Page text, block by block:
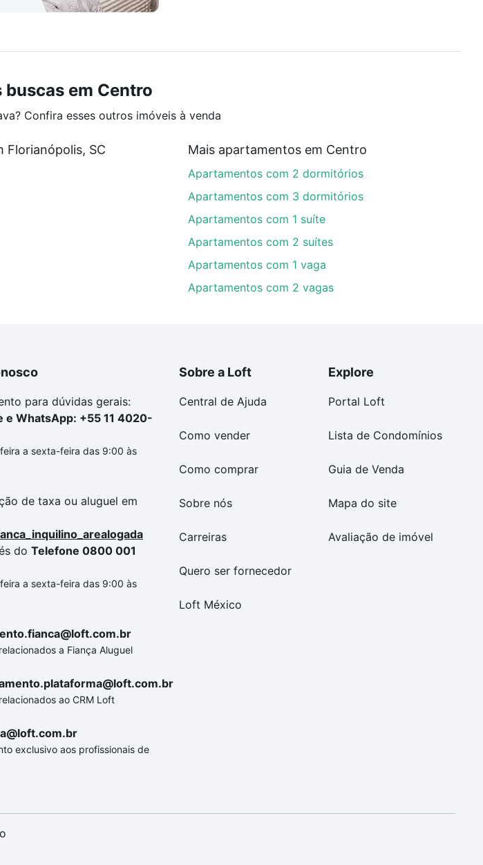
em Centro
Confira esses outros imóveis à venda
Florianópolis, SC Mais apartamentos em Centro
Apartamentos com 2 dormitórios
Apartamentos com 3 dormitórios
Apartamentos com 1 suíte
Apartamentos com 2 suítes
Apartamentos com 1 vaga
Apartamentos com 2 vagas
para dúvidas gerais:
e WhatsApp: +55 11 4020-
a sexta-feira das 9:00 às
de taxa ou aluguel em
do Telefone 0800 001
a sexta-feira das 9:00 às
a Fiança Aluguel
ao CRM Loft
exclusivo aos profissionais de
Sobre a Loft
Central de Ajuda
Como vender
Como comprar
Sobre nós
Carreiras
Quero ser fornecedor
Loft México
Explore
Portal Loft
Lista de Condomínios
Guia de Venda
Mapa do site
Avaliação de imóvel